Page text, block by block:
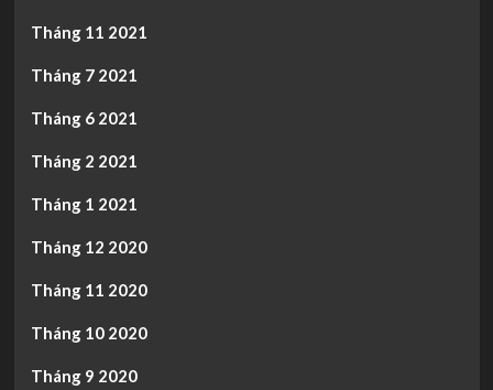
Tháng 11 2021
Tháng 7 2021
Tháng 6 2021
Tháng 2 2021
Tháng 1 2021
Tháng 12 2020
Tháng 11 2020
Tháng 10 2020
Tháng 9 2020